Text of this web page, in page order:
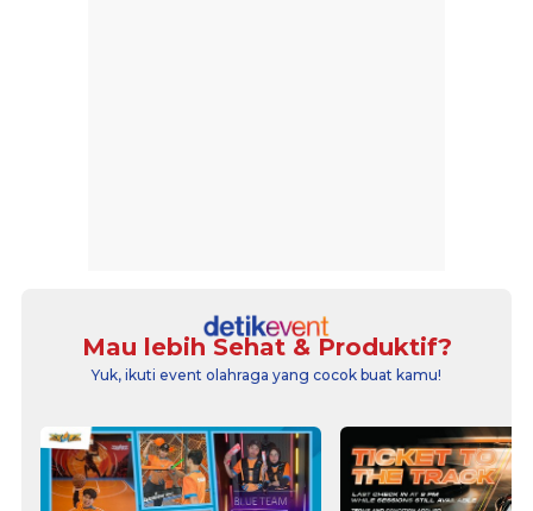
Mau lebih Sehat & Produktif?
Yuk, ikuti event olahraga yang cocok buat kamu!